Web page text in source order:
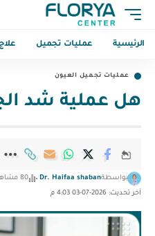
الرئيسية عمليات تجميل
عمليات تجميل العيون
هل عملية شد
آخر تحديث: 2026-07-03 4:03 م
بواسطةDr. Haifaa shaban 80 مشاهدات